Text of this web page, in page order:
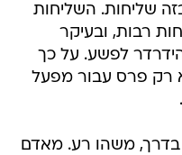
שליחות. השליחות
רבות, ובעיקר
לפשע. על כך
רק פרס עבור מפעל
בדרך, משהו רע. מאדם